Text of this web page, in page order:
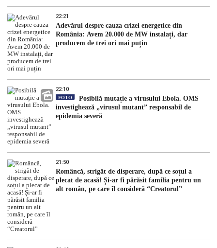
22:21
Adevărul despre cauza crizei energetice din
România: Avem 20.000 de MW instalați, dar
producem de trei ori mai puțin
22:10
FOTO
Posibilă mutație a virusului Ebola. OMS
investighează „virusul mutant” responsabil de
epidemia severă
21:50
Româncă, strigăt de disperare, după ce soțul a
plecat de acasă! Și-ar fi părăsit familia pentru un
alt român, pe care îl consideră “Creatorul”